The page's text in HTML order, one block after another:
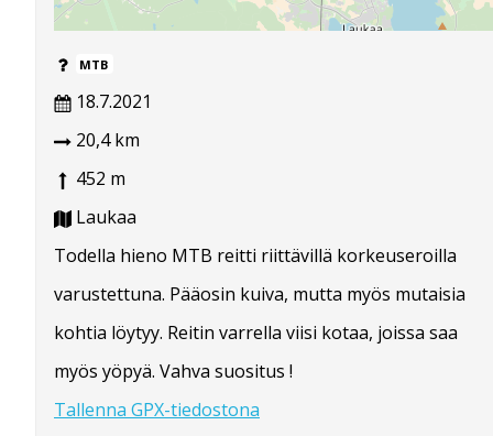
MTB
18.7.2021
20,4 km
452 m
Laukaa
Todella hieno MTB reitti riittävillä korkeuseroilla
varustettuna. Pääosin kuiva, mutta myös mutaisia
kohtia löytyy. Reitin varrella viisi kotaa, joissa saa
myös yöpyä. Vahva suositus !
Tallenna GPX-tiedostona